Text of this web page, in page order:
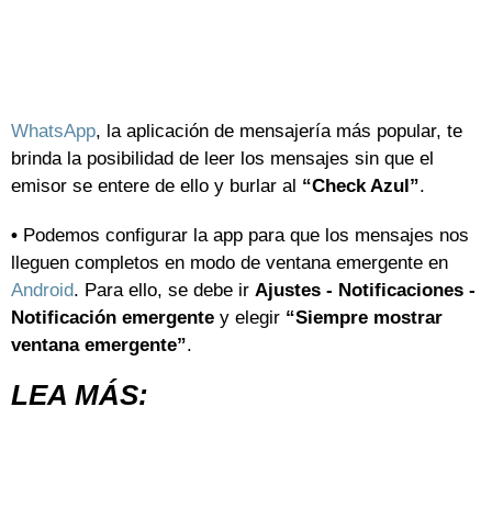
WhatsApp, la aplicación de mensajería más popular, te
brinda la posibilidad de leer los mensajes sin que el
emisor se entere de ello y burlar al “Check Azul”.
• Podemos configurar la app para que los mensajes nos
lleguen completos en modo de ventana emergente en
Android. Para ello, se debe ir Ajustes - Notificaciones -
Notificación emergente y elegir “Siempre mostrar
ventana emergente”.
LEA MÁS: